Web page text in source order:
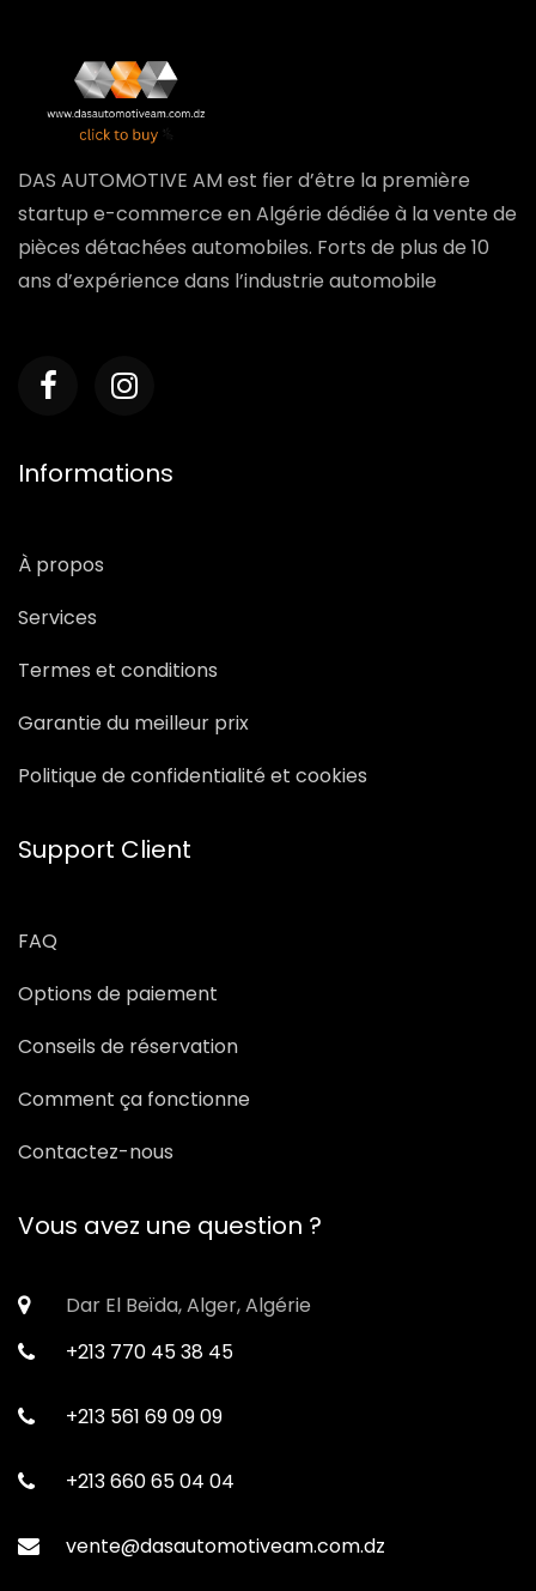
DAS AUTOMOTIVE AM est fier d’être la première
startup e-commerce en Algérie dédiée à la vente de
pièces détachées automobiles. Forts de plus de 10
ans d’expérience dans l’industrie automobile
Informations
À propos
Services
Termes et conditions
Garantie du meilleur prix
Politique de confidentialité et cookies
Support Client
FAQ
Options de paiement
Conseils de réservation
Comment ça fonctionne
Contactez-nous
Vous avez une question ?
Dar El Beïda, Alger, Algérie
+213 770 45 38 45
+213 561 69 09 09
+213 660 65 04 04
vente@dasautomotiveam.com.dz